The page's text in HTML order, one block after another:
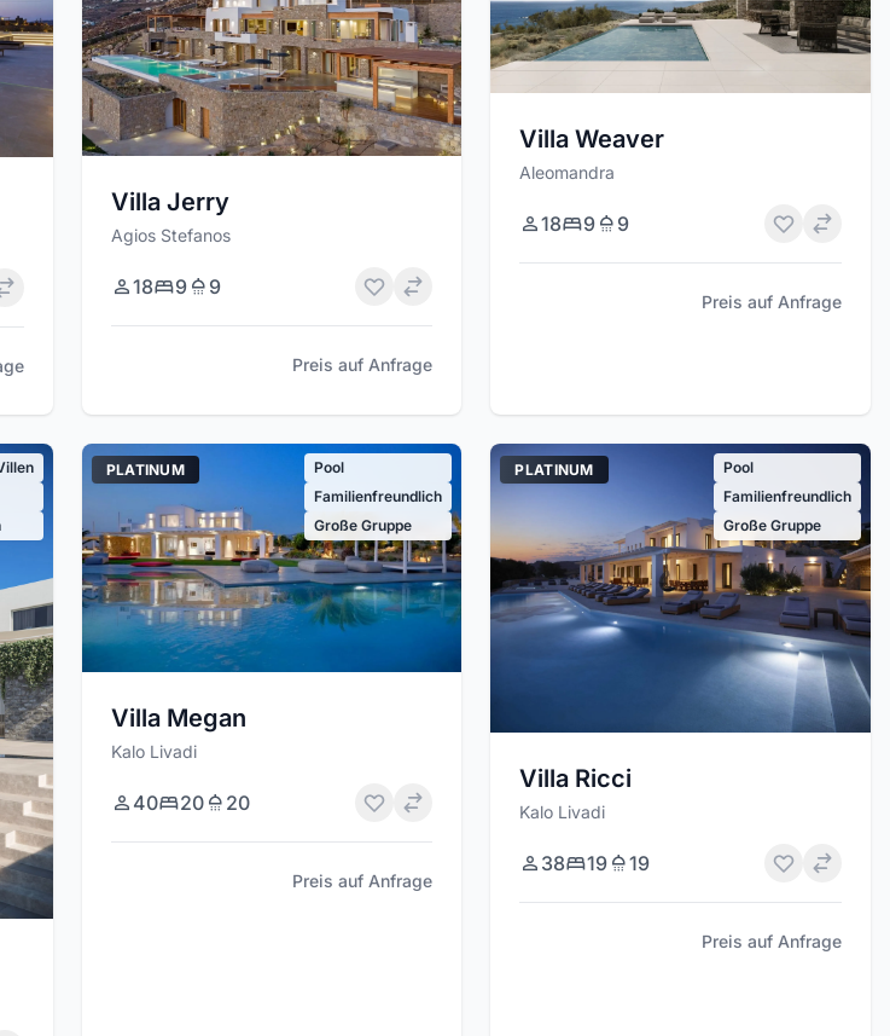
Villa Jerry
Agios Stefanos
18 9 9
Preis auf Anfrage
Villa Weaver
Aleomandra
18 9 9
Preis auf Anfrage
PLATINUM
Pool
Familienfreundlich
Große Gruppe
Villa Megan
Kalo Livadi
40 20 20
Preis auf Anfrage
PLATINUM
Pool
Familienfreundlich
Große Gruppe
Villa Ricci
Kalo Livadi
38 19 19
Preis auf Anfrage